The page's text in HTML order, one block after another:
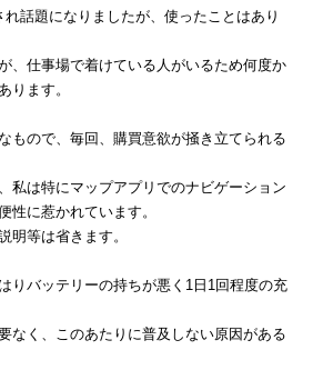
話題になりましたが、使ったことはあり
、仕事場で着けている人がいるため何度か
ります。
もので、毎回、購買意欲が掻き立てられる
私は特にマップアプリでのナビゲーション
性に惹かれています。
明等は省きます。
りバッテリーの持ちが悪く1日1回程度の充
なく、このあたりに普及しない原因がある